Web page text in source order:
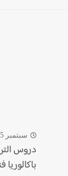
سبتمبر 5, 2025
دروس